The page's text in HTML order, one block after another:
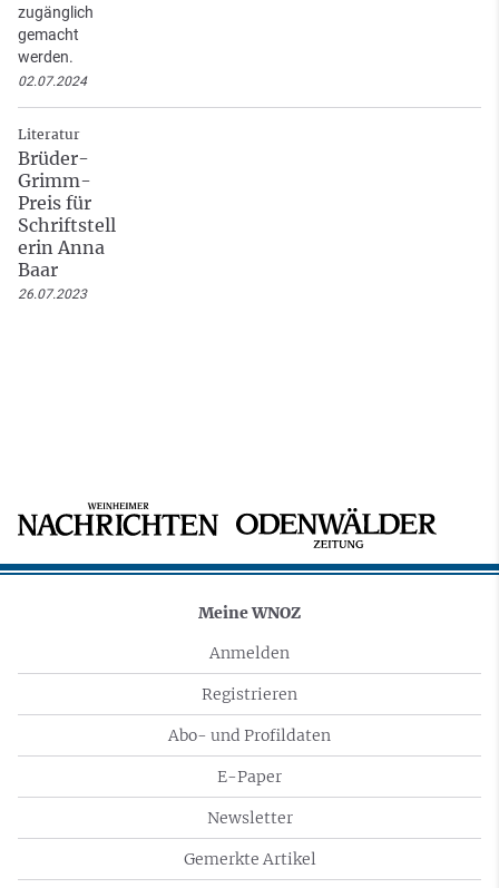
zugänglich
gemacht
werden.
02.07.2024
Literatur
Brüder-
Grimm-
Preis für
Schriftstell
erin Anna
Baar
26.07.2023
Meine WNOZ
Anmelden
Registrieren
Abo- und Profildaten
E-Paper
Newsletter
Gemerkte Artikel